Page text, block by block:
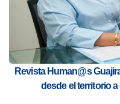
Revista Human@s
desde el territorio